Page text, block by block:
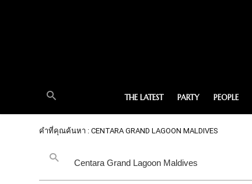
THE LATEST PARTY PEOPLE
คำที่คุณค้นหา : CENTARA GRAND LAGOON MALDIVES